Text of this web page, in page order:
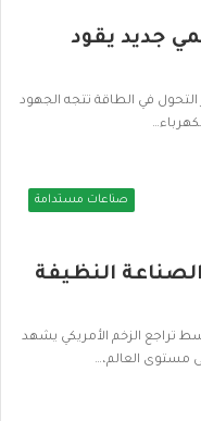
جديد يقود
في الطاقة تتجه الجهود
صناعات مستدامة
النظيفة
تراجع الزخم الأمريكي يشهد
مستوى العالم،…